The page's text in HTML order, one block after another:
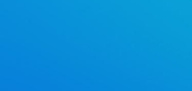
「90%は失敗する。でも…」本